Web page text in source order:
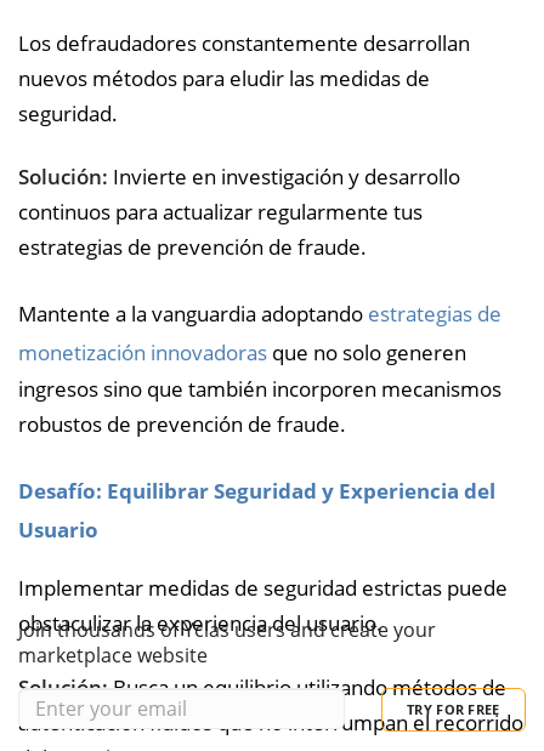
Los defraudadores constantemente desarrollan
nuevos métodos para eludir las medidas de
seguridad.
Solución: Invierte en investigación y desarrollo
continuos para actualizar regularmente tus
estrategias de prevención de fraude.
Mantente a la vanguardia adoptando estrategias de
monetización innovadoras que no solo generen
ingresos sino que también incorporen mecanismos
robustos de prevención de fraude.
Desafío: Equilibrar Seguridad y Experiencia del
Usuario
Implementar medidas de seguridad estrictas puede
obstaculizar la experiencia del usuario.
Solución: Busca un equilibrio utilizando métodos de
autenticación fluidos que no interrumpan el recorrido
Join thousands of Yclas users and create your
marketplace website
TRY FOR FREE